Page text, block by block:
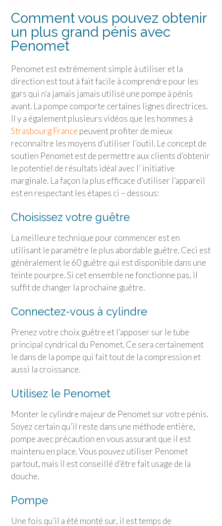
Comment vous pouvez obtenir
un plus grand pénis avec
Penomet
Penomet est extrêmement simple à utiliser et la
direction est tout à fait facile à comprendre pour les
gars qui n’a jamais jamais utilisé une pompe à pénis
avant. La pompe comporte certaines lignes directrices.
Il y a également plusieurs vidéos que les hommes à
Strasbourg France peuvent profiter de mieux
reconnaître les moyens d’utiliser l’outil. Le concept de
soutien Penomet est de permettre aux clients d’obtenir
le potentiel de résultats idéal avec l’ initiative
marginale. La façon la plus efficace d’utiliser l’appareil
est en respectant les étapes ci – dessous:
Choisissez votre guêtre
La meilleure technique pour commencer est en
utilisant le paramètre le plus abordable guêtre. Ceci est
généralement le 60 guêtre qui est disponible dans une
teinte pourpre. Si cet ensemble ne fonctionne pas, il
suffit de changer la prochaine guêtre.
Connectez-vous à cylindre
Prenez votre choix guêtre et l’apposer sur le tube
principal cyndrical du Penomet. Ce sera certainement
le dans de la pompe qui fait tout de la compression et
aussi la croissance.
Utilisez le Penomet
Monter le cylindre majeur de Penomet sur votre pénis.
Soyez certain qu’il reste dans une méthode entière,
pompe avec précaution en vous assurant que il est
maintenu en place. Vous pouvez utiliser Penomet
partout, mais il est conseillé d’être fait usage de la
douche.
Pompe
Une fois qu’il a été monté sur, il est temps de